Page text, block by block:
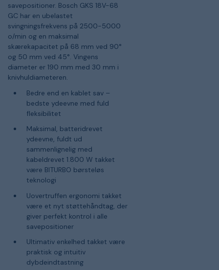
savepositioner. Bosch GKS 18V-68
GC har en ubelastet
svingningsfrekvens på 2500-5000
o/min og en maksimal
skærekapacitet på 68 mm ved 90°
og 50 mm ved 45°. Vingens
diameter er 190 mm med 30 mm i
knivhuldiameteren.
Bedre end en kablet sav –
bedste ydeevne med fuld
fleksibilitet
Maksimal, batteridrevet
ydeevne, fuldt ud
sammenlignelig med
kabeldrevet 1.800 W takket
være BITURBO børsteløs
teknologi
Uovertruffen ergonomi takket
være et nyt støttehåndtag, der
giver perfekt kontrol i alle
savepositioner
Ultimativ enkelhed takket være
praktisk og intuitiv
dybdeindtastning